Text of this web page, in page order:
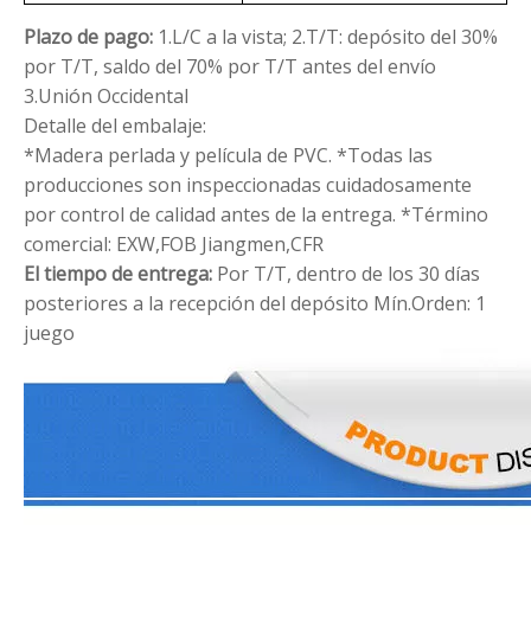
Plazo de pago: 1.L/C a la vista; 2.T/T: depósito del 30%
por T/T, saldo del 70% por T/T antes del envío
3.Unión Occidental
Detalle del embalaje:
*Madera perlada y película de PVC. *Todas las
producciones son inspeccionadas cuidadosamente
por control de calidad antes de la entrega. *Término
comercial: EXW,FOB Jiangmen,CFR
El tiempo de entrega: Por T/T, dentro de los 30 días
posteriores a la recepción del depósito Mín.Orden: 1
juego